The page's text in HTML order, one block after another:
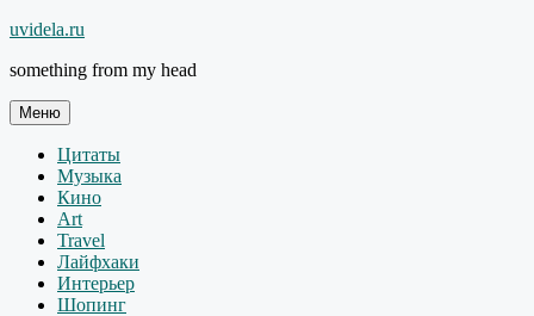
Перейти
содержимому
uvidela.ru
something from my head
Меню
Цитаты
Музыка
Кино
Art
Travel
Лайфхаки
Интерьер
Шопинг